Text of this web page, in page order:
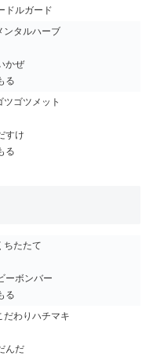
ルガード
ンタルハーブ
かぜ
ツゴツメット
すけ
る
ちたたて
ボンバー
る
だわりハチマキ
んだ